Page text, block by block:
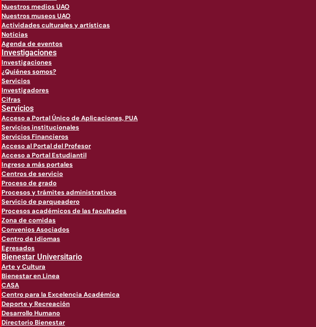
Nuestros medios UAO
Nuestros museos UAO
Actividades culturales y artísticas
Noticias
Agenda de eventos
Investigaciones
Investigaciones
¿Quiénes somos?
Servicios
Investigadores
Cifras
Servicios
Acceso a Portal Único de Aplicaciones, PUA
Servicios institucionales
Servicios Financieros
Acceso al Portal del Profesor
Acceso a Portal Estudiantil
Ingreso a más portales
Centros de servicio
Proceso de grado
Procesos y trámites administrativos
Servicio de parqueadero
Procesos académicos de las facultades
Zona de comidas
Convenios Asociados
Centro de Idiomas
Egresados
Bienestar Universitario
Arte y Cultura
Bienestar en Linea
CASA
Centro para la Excelencia Académica
Deporte y Recreación
Desarrollo Humano
Directorio Bienestar